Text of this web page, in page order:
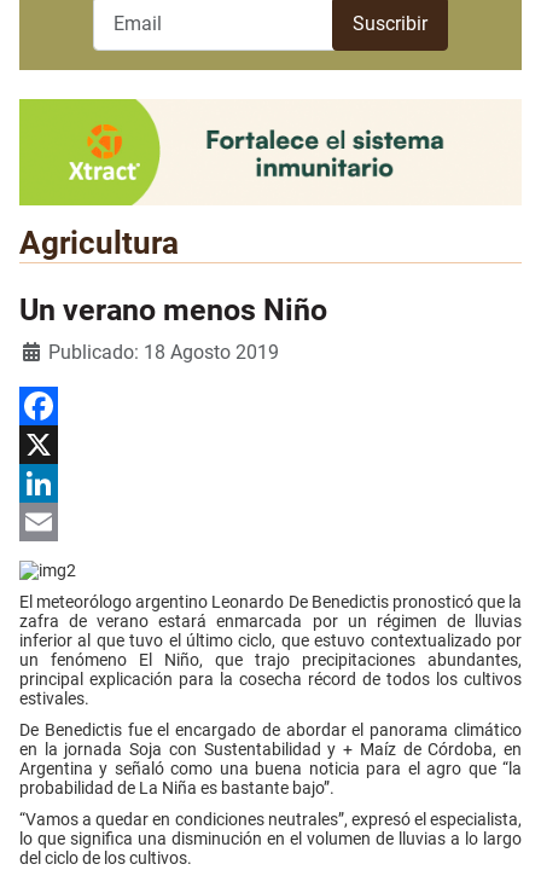
Agricultura
Un verano menos Niño
Detalles
Publicado: 18 Agosto 2019
Facebook
X
LinkedIn
Email
El meteorólogo argentino Leonardo De Benedictis pronosticó que la
zafra de verano estará enmarcada por un régimen de lluvias
inferior al que tuvo el último ciclo, que estuvo contextualizado por
un fenómeno El Niño, que trajo precipitaciones abundantes,
principal explicación para la cosecha récord de todos los cultivos
estivales.
De Benedictis fue el encargado de abordar el panorama climático
en la jornada Soja con Sustentabilidad y + Maíz de Córdoba, en
Argentina y señaló como una buena noticia para el agro que “la
probabilidad de La Niña es bastante bajo”.
“Vamos a quedar en condiciones neutrales”, expresó el especialista,
lo que significa una disminución en el volumen de lluvias a lo largo
del ciclo de los cultivos.